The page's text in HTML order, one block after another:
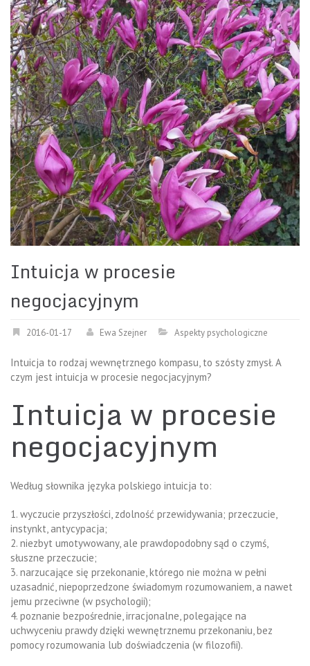
Intuicja w procesie
negocjacyjnym
2016-01-17 Ewa Szejner Aspekty psychologiczne
Intuicja to rodzaj wewnętrznego kompasu, to szósty zmysł. A
czym jest intuicja w procesie negocjacyjnym?
Intuicja w procesie
negocjacyjnym
Według słownika języka polskiego intuicja to:
1. wyczucie przyszłości, zdolność przewidywania; przeczucie,
instynkt, antycypacja;
2. niezbyt umotywowany, ale prawdopodobny sąd o czymś,
słuszne przeczucie;
3. narzucające się przekonanie, którego nie można w pełni
uzasadnić, niepoprzedzone świadomym rozumowaniem, a nawet
jemu przeciwne (w psychologii);
4. poznanie bezpośrednie, irracjonalne, polegające na
uchwyceniu prawdy dzięki wewnętrznemu przekonaniu, bez
pomocy rozumowania lub doświadczenia (w filozofii).